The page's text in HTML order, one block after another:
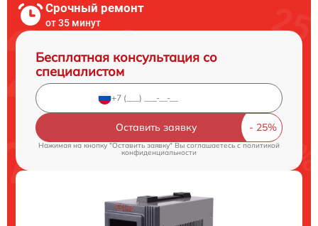
Срочный ремонт
от 35 минут
Бесплатная консультация со
специалистом
Оставить заявку
Нажимая на кнопку "Оставить заявку" Вы соглашаетесь cполитикой
конфиденциальности